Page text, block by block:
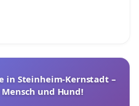
in Steinheim-Kernstadt –
und Hund!